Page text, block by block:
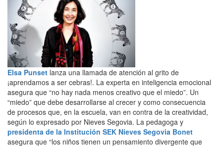
Elsa Punset lanza una llamada de atención al grito de
¡aprendamos a ser cebras!. La experta en inteligencia emocional
asegura que “no hay nada menos creativo que el miedo”. Un
“miedo” que debe desarrollarse al crecer y como consecuencia
de procesos que, en la escuela, van en contra de la creatividad,
según lo expresado por Nieves Segovia. La pedagoga y
presidenta de la Institución SEK Nieves Segovia Bonet
asegura que “los niños tienen un pensamiento divergente que